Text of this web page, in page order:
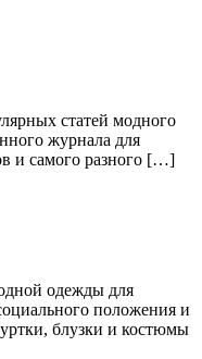
статей модного
журнала для
и самого разного […]
одежды для
положения и
блузки и костюмы